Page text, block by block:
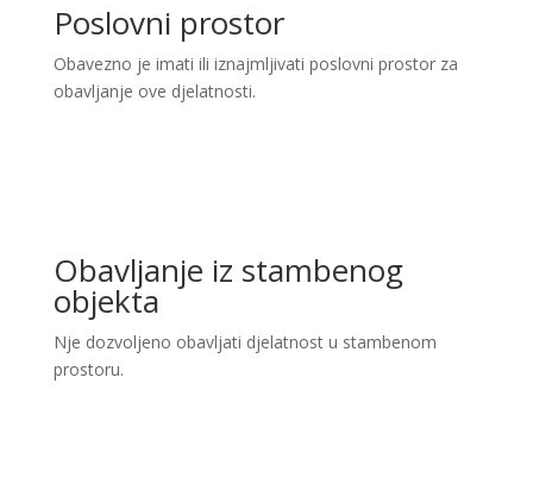
Poslovni prostor
Obavezno je imati ili iznajmljivati poslovni prostor za
obavljanje ove djelatnosti.
Obavljanje iz stambenog
objekta
Nje dozvoljeno obavljati djelatnost u stambenom
prostoru.